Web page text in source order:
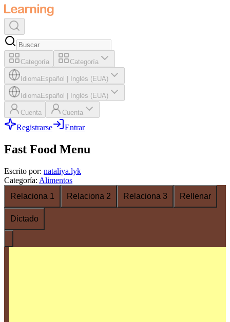
Categoría Categoría
IdiomaEspañol Inglés (EUA)
IdiomaEspañol Inglés (EUA)
Cuenta Cuenta
Registrarse Entrar
Fast Food Menu
Escrito por: nataliya.lyk
Categoría: Alimentos
Relaciona 1
Relaciona 2 Relaciona 3 Rellenar
Dictado